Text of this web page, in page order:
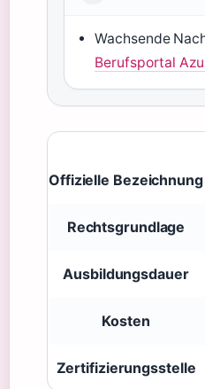
Wachsende
Berufsportal
Offizielle Bezeichnung
Rechtsgrundlage
Ausbildungsdauer
Kosten
Zertifizierungsstelle